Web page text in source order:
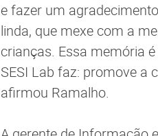
e fazer um
linda, que mexe com a
crianças. Essa memória
SESI Lab faz: promove a
afirmou Ramalho.